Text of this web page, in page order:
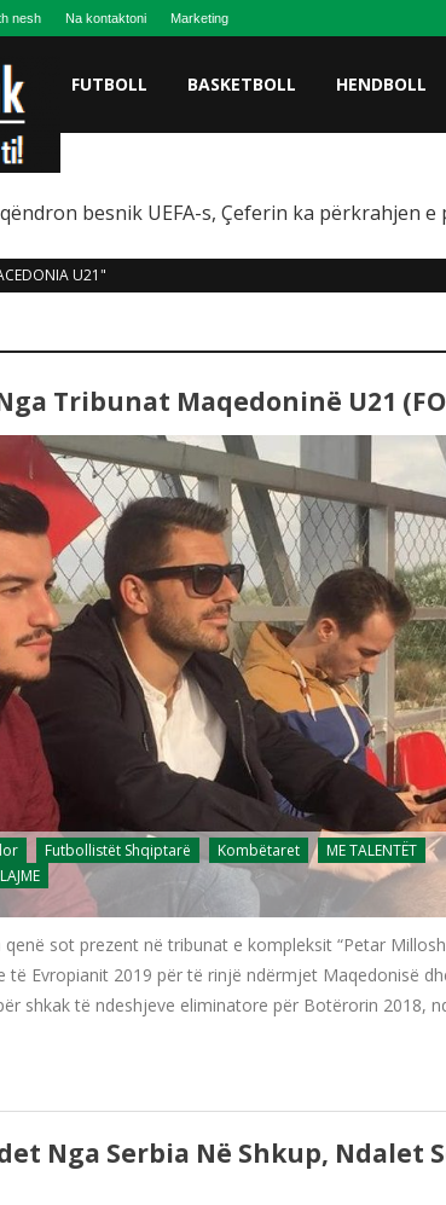
nesh Na kontaktoni Marketing
FUTBOLL BASKETBOLL HENDBOLL
besnik UEFA-s, Çeferin ka përkrahjen e
U21"
Tribunat Maqedoninë U21
Futbollistët Shqiptarë Kombëtaret
ME TALENTËT
sot prezent në tribunat e kompleksit “Petar
Evropianit 2019 për të rinjë ndërmjet Maqedonisë
shkak të ndeshjeve eliminatore për Botërorin 2018,
Nga Serbia Në Shkup, Ndalet